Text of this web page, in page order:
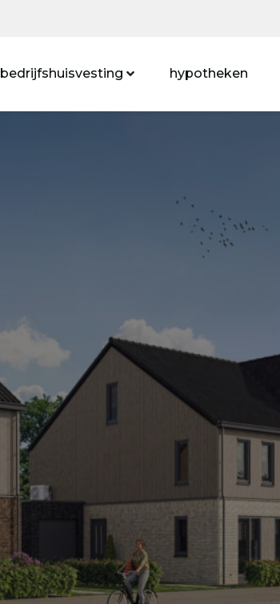
bedrijfshuisvesting hypotheken